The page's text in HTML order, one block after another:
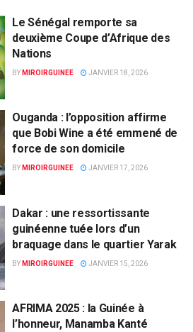
Le Sénégal remporte sa
deuxième Coupe d’Afrique des
Nations
BY MIROIRGUINEE JANVIER 18, 2026
Ouganda : l’opposition affirme
que Bobi Wine a été emmené de
force de son domicile
BY MIROIRGUINEE JANVIER 17, 2026
Dakar : une ressortissante
guinéenne tuée lors d’un
braquage dans le quartier Yarak
BY MIROIRGUINEE JANVIER 15, 2026
AFRIMA 2025 : la Guinée à
l’honneur, Manamba Kanté